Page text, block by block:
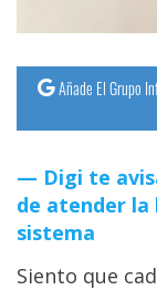
Añade El Grupo
Digi te
de atender la
sistema
Siento que